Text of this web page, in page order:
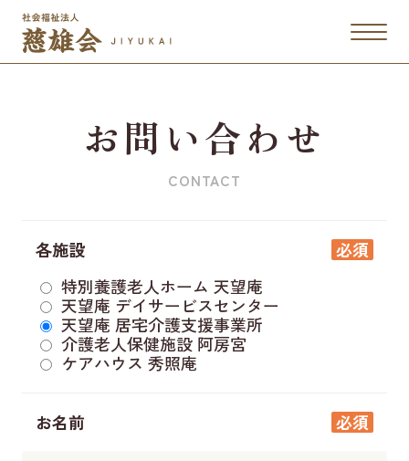
お問い合わせ
CONTACT
各施設
必須
特別養護老人ホーム 天望庵
天望庵 デイサービスセンター
天望庵 居宅介護支援事業所
介護老人保健施設 阿房宮
ケアハウス 秀照庵
お名前 必須